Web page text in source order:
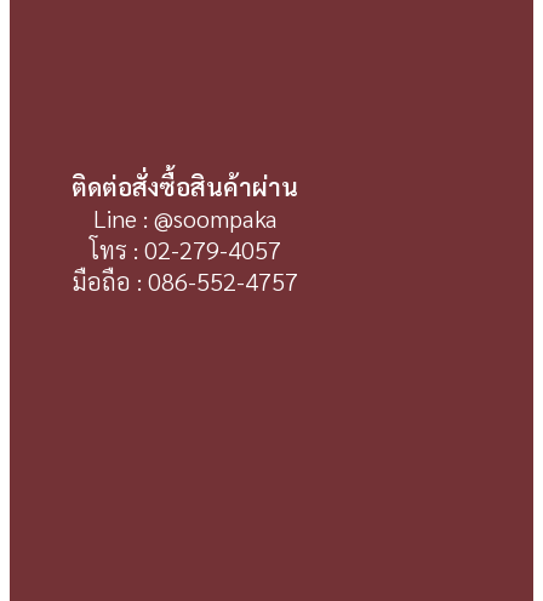
ติดต่อสั่งซื้อสินค้าผ่าน
Line : @soompaka
โทร : 02-279-4057
มือถือ : 086-552-4757